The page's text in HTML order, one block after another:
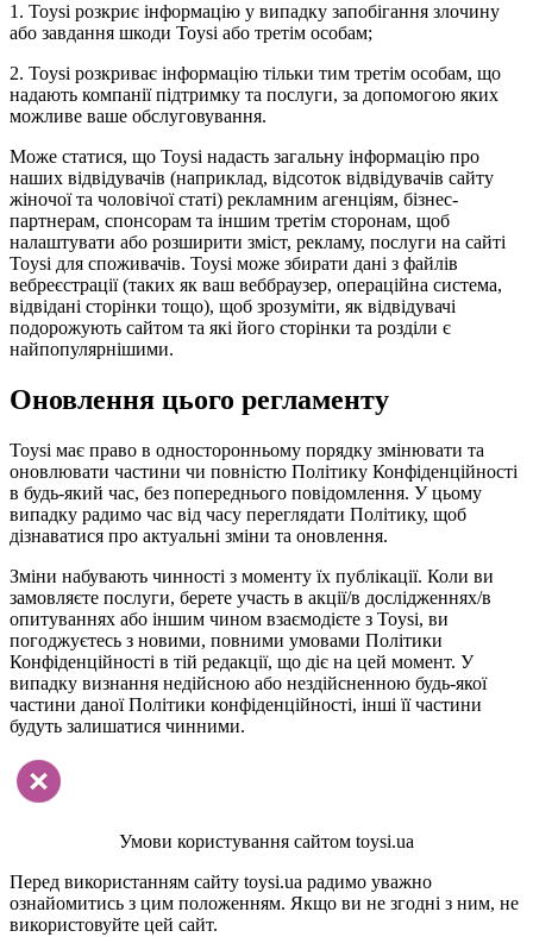
1. Toysi розкриє інформацію у випадку запобігання злочину
або завдання шкоди Toysi або третім особам;
2. Toysi розкриває інформацію тільки тим третім особам, що
надають компанії підтримку та послуги, за допомогою яких
можливе ваше обслуговування.
Може статися, що Toysi надасть загальну інформацію про
наших відвідувачів (наприклад, відсоток відвідувачів сайту
жіночої та чоловічої статі) рекламним агенціям, бізнес-
партнерам, спонсорам та іншим третім сторонам, щоб
налаштувати або розширити зміст, рекламу, послуги на сайті
Toysi для споживачів. Toysi може збирати дані з файлів
вебреєстрації (таких як ваш веббраузер, операційна система,
відвідані сторінки тощо), щоб зрозуміти, як відвідувачі
подорожують сайтом та які його сторінки та розділи є
найпопулярнішими.
Оновлення цього регламенту
Toysi має право в односторонньому порядку змінювати та
оновлювати частини чи повністю Політику Конфіденційності
в будь-який час, без попереднього повідомлення. У цьому
випадку радимо час від часу переглядати Політику, щоб
дізнаватися про актуальні зміни та оновлення.
Зміни набувають чинності з моменту їх публікації. Коли ви
замовляєте послуги, берете участь в акції/в дослідженнях/в
опитуваннях або іншим чином взаємодієте з Toysi, ви
погоджуєтесь з новими, повними умовами Політики
Конфіденційності в тій редакції, що діє на цей момент. У
випадку визнання недійсною або нездійсненною будь-якої
частини даної Політики конфіденційності, інші її частини
будуть залишатися чинними.
Умови користування сайтом toysi.ua
Перед використанням сайту toysi.ua радимо уважно
ознайомитись з цим положенням. Якщо ви не згодні з ним, не
використовуйте цей сайт.